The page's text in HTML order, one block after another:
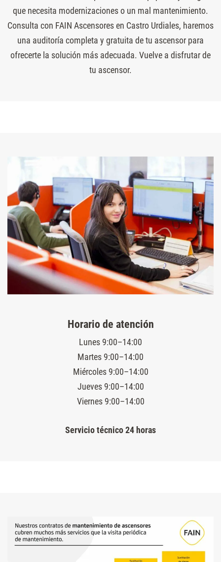
que necesita modernizaciones o un mal mantenimiento.
Consulta con FAIN Ascensores en Castro Urdiales, haremos
una auditoría completa y gratuita de tu ascensor para
ofrecerte la solución más adecuada. Vuelve a disfrutar de
tu ascensor.
Horario de atención
Lunes 9:00–14:00
Martes 9:00–14:00
Miércoles 9:00–14:00
Jueves 9:00–14:00
Viernes 9:00–14:00
Servicio técnico 24 horas